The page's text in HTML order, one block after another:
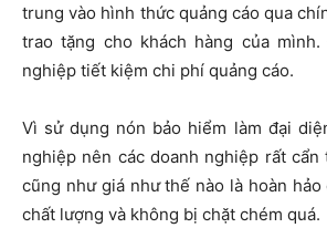
trung vào hình thức quảng cáo qua
trao tặng cho khách hàng của
nghiệp tiết kiệm chi phí quảng cáo.
Vì sử dụng nón bảo hiểm làm đại
nghiệp nên các doanh nghiệp rất cẩn
cũng như giá như thế nào là hoàn
chất lượng và không bị chặt chém quá.